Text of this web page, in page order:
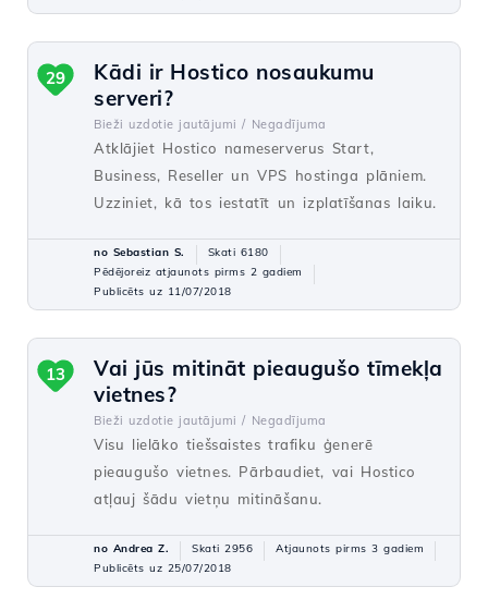
Kādi ir Hostico nosaukumu
serveri?
Bieži uzdotie jautājumi / Negadījuma
Atklājiet Hostico nameserverus Start,
Business, Reseller un VPS hostinga plāniem.
Uzziniet, kā tos iestatīt un izplatīšanas laiku.
29
no Sebastian S.
Skati 6180
Pēdējoreiz atjaunots pirms 2 gadiem
Publicēts uz 11/07/2018
Vai jūs mitināt pieaugušo tīmekļa
vietnes?
Bieži uzdotie jautājumi / Negadījuma
Visu lielāko tiešsaistes trafiku ģenerē
pieaugušo vietnes. Pārbaudiet, vai Hostico
atļauj šādu vietņu mitināšanu.
13
no Andrea Z. Skati 2956
Atjaunots pirms 3 gadiem
Publicēts uz 25/07/2018